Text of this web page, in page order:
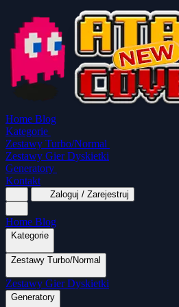
Home Blog
Kategorie
Zestawy Turbo/Normal
Zestawy Gier Dyskietki
Generatory
Kontakt
Zaloguj / Zarejestruj
Home Blog
Kategorie
Wszystkie kategorie
Zestawy Turbo/Normal
MapaSoft Turbo ROM SparkTurbo 2000
Mina Grubcio Normal
Zestawy Gier Dyskietki
Generatory